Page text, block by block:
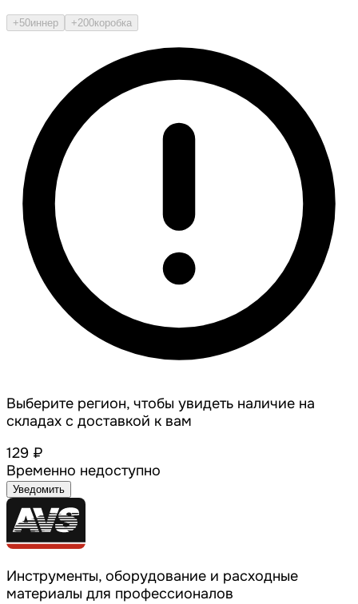
+50иннер +200коробка
Выберите регион, чтобы увидеть наличие на
складах с доставкой к вам
129 ₽
Временно недоступно
Уведомить
Инструменты, оборудование и расходные
материалы для профессионалов